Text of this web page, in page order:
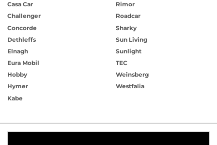
Casa Car
Challenger
Concorde
Dethleffs
Elnagh
Eura Mobil
Hobby
Hymer
Kabe
Rimor
Roadcar
Sharky
Sun Living
Sunlight
TEC
Weinsberg
Westfalia